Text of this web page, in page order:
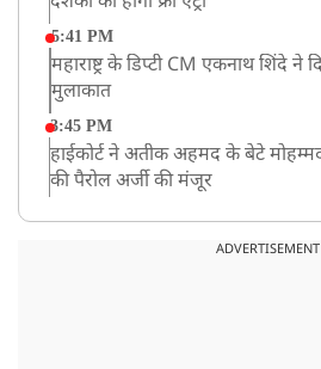
5:41 PM
महाराष्ट्र के डिप्टी CM एकनाथ शिंदे ने
मुलाकात
3:45 PM
हाईकोर्ट ने अतीक अहमद के बेटे
की पैरोल अर्जी की मंजूर
CM योगी का सपा पर हमला, कहा-
ADVERTISEMENT